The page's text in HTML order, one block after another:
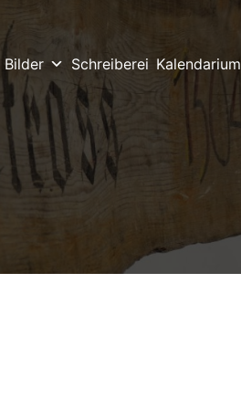
Bilder Schreiberei Kalendarium